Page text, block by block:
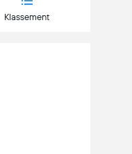
Klassement